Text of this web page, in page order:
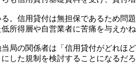
。信用貸付は無担保であるため問
所得層や自営業者に苦痛を与えかね
局の関係者は「信用貸付がどれほ
した規制を検討することになるだろ